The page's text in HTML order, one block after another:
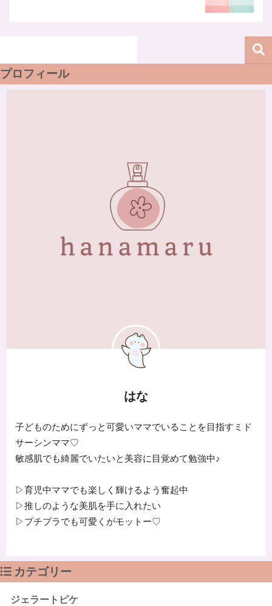
プロフィール
はな
子どものためにずっと可愛いママでいることを目指すミド
サーシンママ♡
敏感肌でも綺麗でいたいと美容に目覚めて勉強中♪
▷育児中ママでも楽しく輝けるよう奮起中
▷推しのような美肌を手に入れたい
▷プチプラでも可愛くがモットー♡
カテゴリー
ジェラートピケ